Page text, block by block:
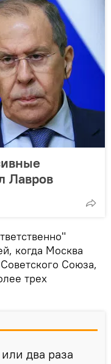
Лавров
когда Москва
Союза,
трех
два раза